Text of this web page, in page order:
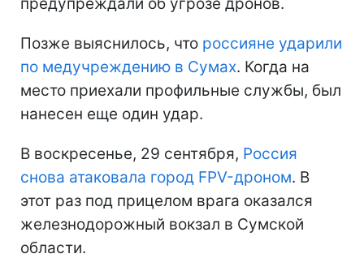
Позже выяснилось, что россияне ударили
по медучреждению в Сумах. Когда на
место приехали профильные службы, был
нанесен еще один удар.
В воскресенье, 29 сентября, Россия
снова атаковала город FPV-дроном. В
этот раз под прицелом врага оказался
железнодорожный вокзал в Сумской
области.